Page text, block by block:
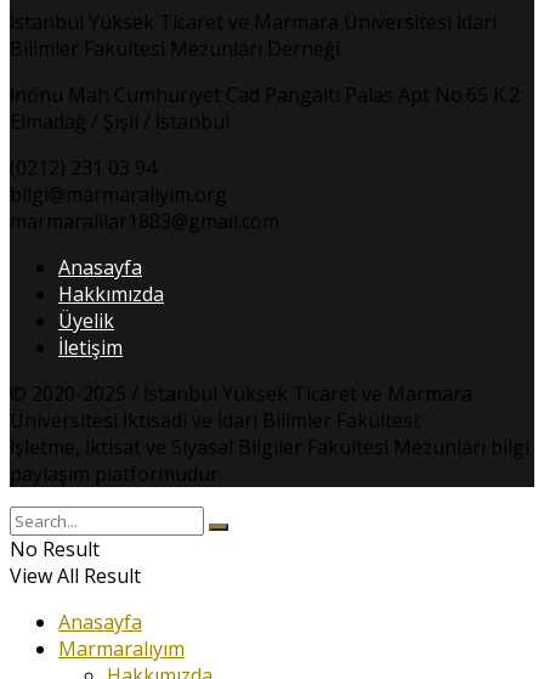
İstanbul Yüksek Ticaret ve Marmara Üniversitesi İdari
Bilimler Fakültesi Mezunları Derneği
İnönü Mah Cumhuriyet Cad Pangaltı Palas Apt No.65 K.2
Elmadağ / Şişli / İstanbul
(0212) 231 03 94
bilgi@marmaraliyim.org
marmaralilar1883@gmail.com
Anasayfa
Hakkımızda
Üyelik
İletişim
© 2020-2025 / İstanbul Yüksek Ticaret ve Marmara
Üniversitesi İktisadi ve İdari Bilimler Fakültesi;
İşletme, İktisat ve Siyasal Bilgiler Fakültesi Mezunları bilgi
paylaşım platformudur.
No Result
View All Result
Anasayfa
Marmaralıyım